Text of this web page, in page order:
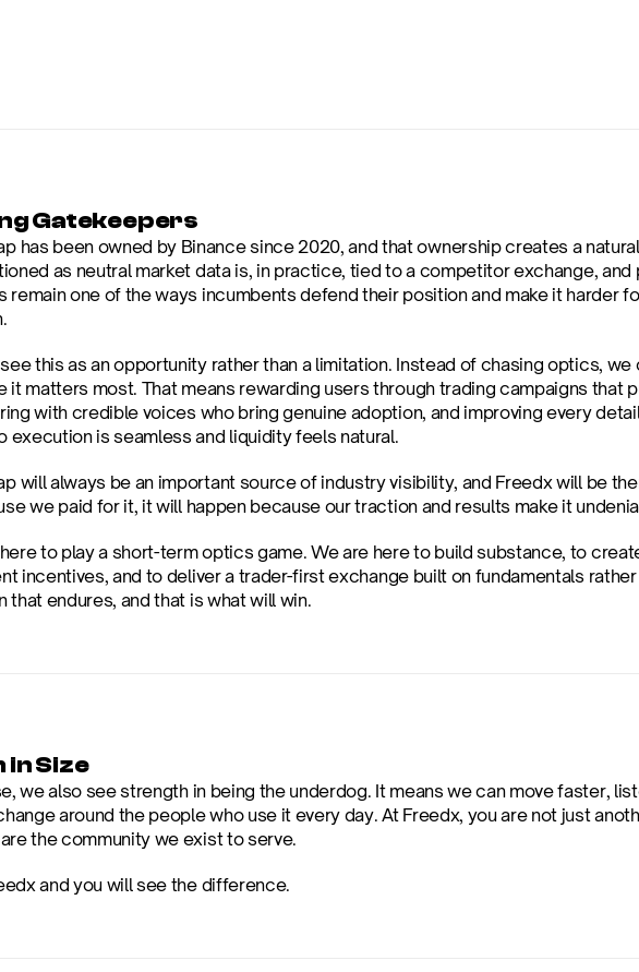
Gatekeepers
has been owned by Binance since 2020, and that ownership creates a
as neutral market data is, in practice, tied to a competitor exchange, and
remain one of the ways incumbents defend their position and make it harder
this as an opportunity rather than a limitation. Instead of chasing optics,
it matters most. That means rewarding users through trading campaigns that
with credible voices who bring genuine adoption, and improving every
execution is seamless and liquidity feels natural.
will always be an important source of industry visibility, and Freedx will be
we paid for it, it will happen because our traction and results make it
to play a short-term optics game. We are here to build substance, to
incentives, and to deliver a trader-first exchange built on fundamentals
that endures, and that is what will win.
Size
we also see strength in being the underdog. It means we can move faster,
around the people who use it every day. At Freedx, you are not just
the community we exist to serve.
and you will see the difference.